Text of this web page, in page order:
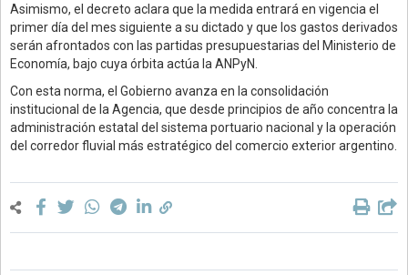
Asimismo, el decreto aclara que la medida entrará en vigencia el
primer día del mes siguiente a su dictado y que los gastos derivados
serán afrontados con las partidas presupuestarias del Ministerio de
Economía, bajo cuya órbita actúa la ANPyN.
Con esta norma, el Gobierno avanza en la consolidación
institucional de la Agencia, que desde principios de año concentra la
administración estatal del sistema portuario nacional y la operación
del corredor fluvial más estratégico del comercio exterior argentino.